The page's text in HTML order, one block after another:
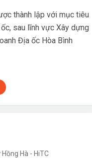
thành lập với mục tiêu
sau lĩnh vực Xây dựng
Địa ốc Hòa Bình
Hà - HiTC